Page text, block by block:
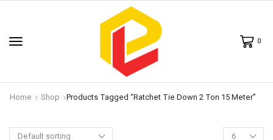
0
Home Shop Products Tagged “ratchet Tie Down 2 Ton 15 Meter”